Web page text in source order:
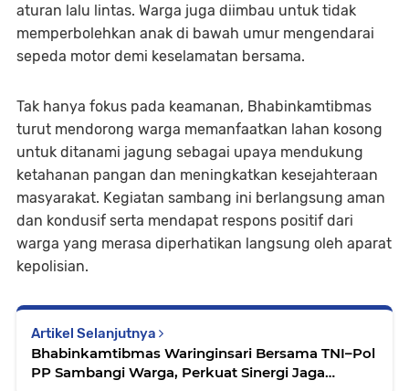
aturan lalu lintas. Warga juga diimbau untuk tidak
memperbolehkan anak di bawah umur mengendarai
sepeda motor demi keselamatan bersama.
Tak hanya fokus pada keamanan, Bhabinkamtibmas
turut mendorong warga memanfaatkan lahan kosong
untuk ditanami jagung sebagai upaya mendukung
ketahanan pangan dan meningkatkan kesejahteraan
masyarakat. Kegiatan sambang ini berlangsung aman
dan kondusif serta mendapat respons positif dari
warga yang merasa diperhatikan langsung oleh aparat
kepolisian.
Artikel Selanjutnya
Bhabinkamtibmas Waringinsari Bersama TNI–Pol
PP Sambangi Warga, Perkuat Sinergi Jaga